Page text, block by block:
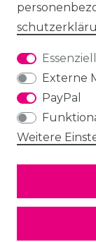
Essenziell
Externe
PayPal
Weitere